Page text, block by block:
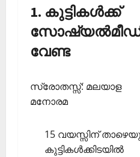
1. കുട്ടികള്‍ക്ക്
വേണ്ട
സ്രോതസ്സ്: മലയാള
മനോരമ
15 വയസ്സിന്
കുട്ടികള്‍ക്കിടയില്‍